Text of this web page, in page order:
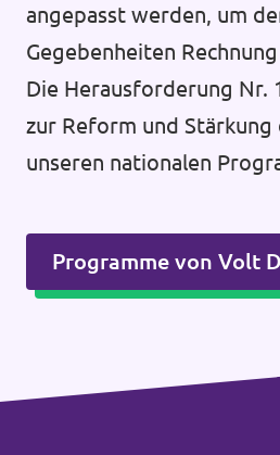
angepasst werden, um
Gegebenheiten
Die Herausforderung Nr.
zur Reform und Stärkung
unseren nationalen
Programme von Volt